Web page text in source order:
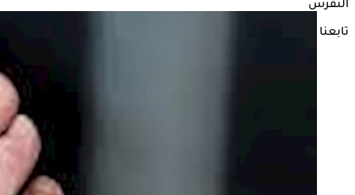
النقرس
تابعنا على